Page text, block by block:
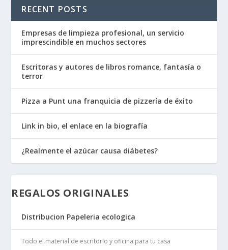
RECENT POSTS
Empresas de limpieza profesional, un servicio
imprescindible en muchos sectores
Escritoras y autores de libros romance, fantasía o
terror
Pizza a Punt una franquicia de pizzería de éxito
Link in bio, el enlace en la biografía
¿Realmente el azúcar causa diábetes?
REGALOS ORIGINALES
Distribucion Papeleria ecologica
Todo el material de escritorio y oficina para tu casa